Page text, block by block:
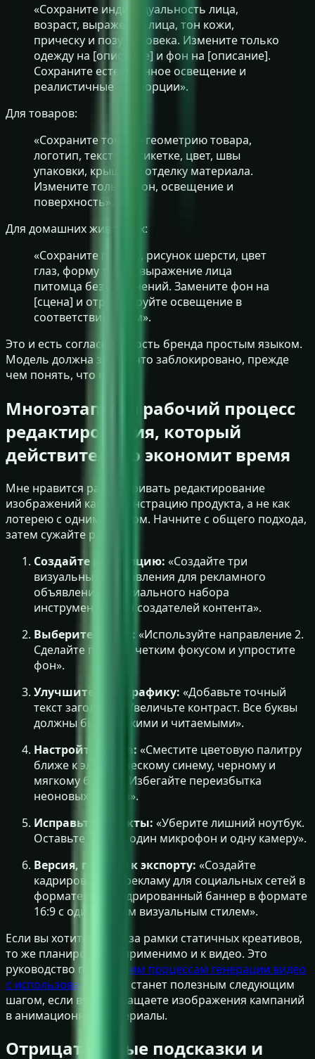
«Сохраните индивидуальность лица,
возраст, выражение лица, тон кожи,
прическу и позу человека. Измените только
одежду на [описание] и фон на [описание].
Сохраните естественное освещение и
реалистичные пропорции».
Для товаров:
«Сохраните точную геометрию товара,
логотип, текст на этикетке, цвет, швы
упаковки, крышку и отделку материала.
Измените только фон, освещение и
поверхность».
Для домашних животных:
«Сохраните породу, рисунок шерсти, цвет
глаз, форму тела и выражение лица
питомца без изменений. Замените фон на
[сцена] и отрегулируйте освещение в
соответствии с ним».
Это и есть согласованность бренда простым языком.
Модель должна знать, что заблокировано, прежде
чем понять, что гибко.
Многоэтапный рабочий процесс
редактирования, который
действительно экономит время
Мне нравится рассматривать редактирование
изображений как демонстрацию продукта, а не как
лотерею с одним шансом. Начните с общего подхода,
затем сужайте рамки.
Создайте концепцию: «Создайте три
визуальных направления для рекламного
объявления премиального набора
инструментов для создателей контента».
Выберите макет: «Используйте направление 2.
Сделайте продукт четким фокусом и упростите
фон».
Улучшите типографику: «Добавьте точный
текст заголовка. Увеличьте контраст. Все буквы
должны быть четкими и читаемыми».
Настройте цвета: «Сместите цветовую палитру
ближе к электрическому синему, черному и
мягкому белому. Избегайте переизбытка
неоновых цветов».
Исправьте объекты: «Уберите лишний ноутбук.
Оставьте только один микрофон и одну камеру».
Версия, готовая к экспорту: «Создайте
кадрированную рекламу для социальных сетей в
формате 4:5 и кадрированный баннер в формате
16:9 с одинаковым визуальным стилем».
Если вы хотите выйти за рамки статичных креативов,
то же планирование применимо и к видео. Это
руководство по
рабочим процессам генерации видео
с использованием ИИ
станет полезным следующим
шагом, если вы превращаете изображения кампаний
в анимационные материалы.
Отрицательные подсказки и